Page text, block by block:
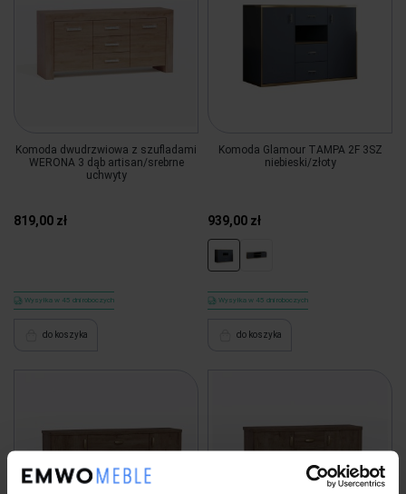
Komoda dwudrzwiowa z szufladami
WERONA 3 dąb artisan/srebrne
uchwyty
819,00 zł
Wysyłka w 45 dni roboczych
do koszyka
Komoda Glamour TAMPA 2F 3SZ
niebieski/złoty
939,00 zł
Wysyłka w 45 dni roboczych
do koszyka